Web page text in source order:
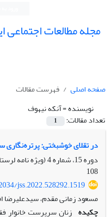
مجله مطالعات اجتماعی
صفحه اصلی
فهرست مقالات
نویسنده =آنکه نیهوف
تعداد مقالات:
1
در تقلای خوشبختی:
دوره 15، شماره 4 (ویژه نامه لرستان)، زمستان 1400، صفحه
108
jss.2022.528292.1519
مسعود زمانی مقدم، سیدعلیرضا
چکیده زنان سرپرست خانوار